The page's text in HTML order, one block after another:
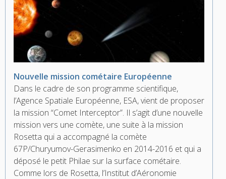
Nouvelle mission cométaire Européenne
Dans le cadre de son programme scientifique,
l’Agence Spatiale Européenne, ESA, vient de proposer
la mission “Comet Interceptor”. Il s’agit d’une nouvelle
mission vers une comète, une suite à la mission
Rosetta qui a accompagné la comète
67P/Churyumov-Gerasimenko en 2014-2016 et qui a
déposé le petit Philae sur la surface cométaire.
Comme lors de Rosetta, l’Institut d’Aéronomie